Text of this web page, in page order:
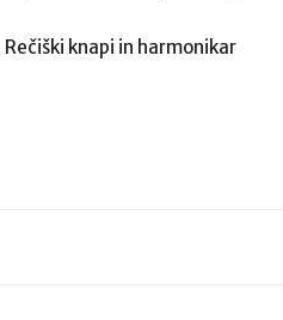
knapi in harmonikar